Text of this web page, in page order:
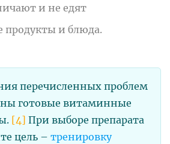
и не едят
продукты и блюда.
перечисленных проблем
готовые витаминные
[4] При выборе препарата
цель – тренировку